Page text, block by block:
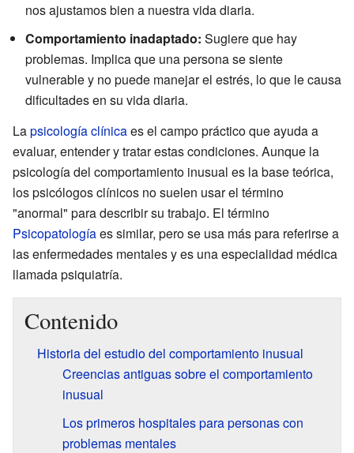
nos ajustamos bien a nuestra vida diaria.
Comportamiento inadaptado: Sugiere que hay
problemas. Implica que una persona se siente
vulnerable y no puede manejar el estrés, lo que le causa
dificultades en su vida diaria.
Lapsicología clínicaes el campo práctico que ayuda a
evaluar, entender y tratar estas condiciones. Aunque la
psicología del comportamiento inusual es la base teórica,
los psicólogos clínicos no suelen usar el término
"anormal" para describir su trabajo. El término
Psicopatologíaes similar, pero se usa más para referirse a
las enfermedades mentales y es una especialidad médica
llamada psiquiatría.
Contenido
Historia del estudio del comportamiento inusual
Creencias antiguas sobre el comportamiento
inusual
Los primeros hospitales para personas con
problemas mentales